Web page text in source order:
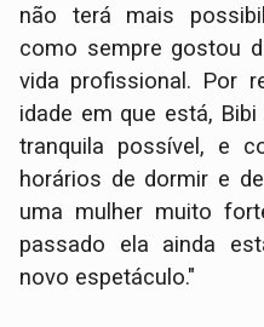
não terá mais
como sempre gostou
vida profissional. Por
idade em que está,
tranquila possível, e
horários de dormir e
uma mulher muito
passado ela ainda
novo espetáculo."